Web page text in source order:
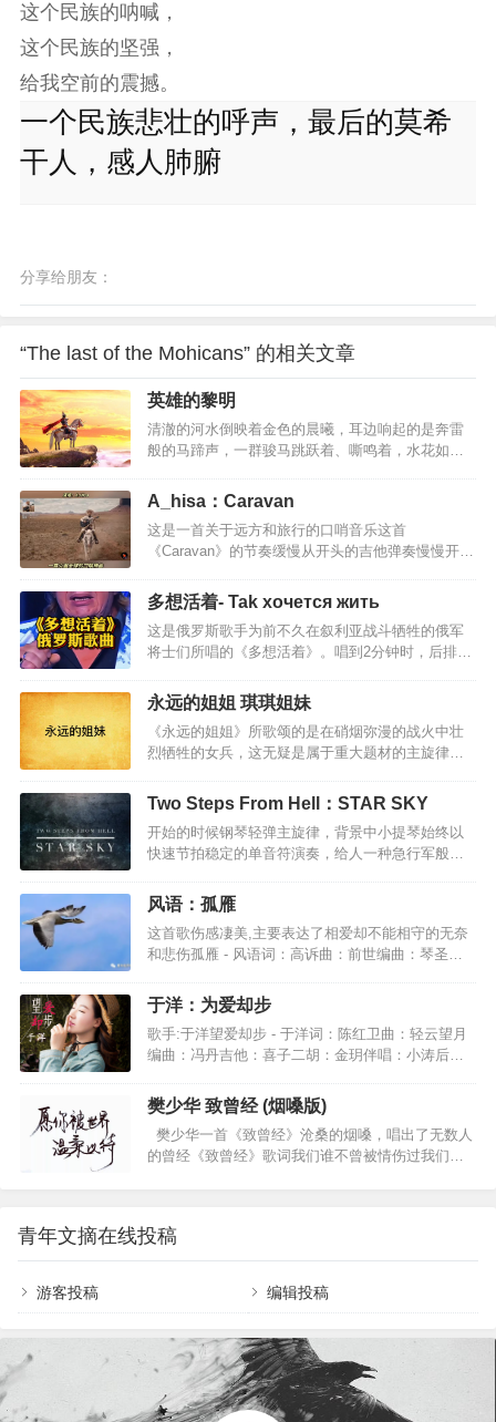
这个民族的呐喊，
这个民族的坚强，
给我空前的震撼。
一个民族悲壮的呼声，最后的莫希
干人，感人肺腑
分享给朋友：
“The last of the Mohicans” 的相关文章
英雄的黎明
清澈的河水倒映着金色的晨曦，耳边响起的是奔雷
般的马蹄声，一群骏马跳跃着、嘶鸣着，水花如浪
在褐色披风中的矫健身影 当号角吹起，英雄不再沉
默！难忘战斗时,激昂的动荡气势!当准备逝去的那一
刻,眼里流露出的思乡心绪和温柔的儿女神态:也许军
人的宿命就是战死沙场，永不后悔!正所谓风萧萧兮
易水寒，壮士一去不复返。整个音乐一开头并不是
圆号，而是古筝，犹如蜻蜓点水，然后才是一段红
的气势，而是一种将要爆发之前的压抑。脑补这样
的一…
A_hisa：Caravan
这是一首关于远方和旅行的口哨音乐这首
《Caravan》的节奏缓慢从开头的吉他弹奏慢慢开始
乎眼泪要落下来听到更多的是无奈迷人的口哨神曲
《Caravan》，有一种旅行的轻松与惬意这是一首空
灵而富有穿透力的曲子，闭上眼睛跟随曲子的律
动，时而遨游于天际，时而策马扬鞭于茫茫无垠草
原，时而感受岁月俗风的温柔流淌，不着边际，神
游天外，怡然亦然。这首《Caravan》，轻松，鲜
人，聆听这样的音符，没有年代感，没有听不懂的
尴…
多想活着- Tak xoчется жить
这是俄罗斯歌手为前不久在叙利亚战斗牺牲的俄军
将士们所唱的《多想活着》。唱到2分钟时，后排开
全场起立。每个国家和民族都应该崇敬英雄，而不
是什么明星、大款。唯有如此，一个民族才有希望
和前途。如泣如诉的乐曲，哀思，伤感歌曲大意：
你知道吗 多想活着去观赏火红日出活着 正是为了去
爱与你相伴的所有人你知道吗 多想活着黎明时分 与
你一同醒来调煮咖啡世人尚在甜睡你知道吗 多想活
你知道吗 多想活着在你牺牲的一刹那站起向大…
永远的姐姐 琪琪姐妹
《永远的姐姐》所歌颂的是在硝烟弥漫的战火中壮
烈牺牲的女兵，这无疑是属于重大题材的主旋律作
唤，就让一向在人们心理习惯中高大过人、不同凡
响的英雄走进了亲情的范畴。 这种对已故亲人情感
化、人性化的娓娓倾诉深情而动人，它大大拉近了
歌颂对象同听众之间的距离——此时的英雄不再是
遥远的，而是亲近的；不再是虚浮空泛的，而是真
实可感、似在眼前的。应当承认，作者从姐姐”的角
一声姐姐虽然我们不在同一个年代/可你的年龄只大
我一点…
Two Steps From Hell：STAR SKY
开始的时候钢琴轻弹主旋律，背景中小提琴始终以
快速节拍稳定的单音符演奏，给人一种急行军般的
听众的注意力吸引到这首歌上面。20s的时候，突然
袭来的鼓声、重音和正常八度的钢琴声第一次演奏
了主旋律，给了听众第一次听觉上的震撼。与前奏
鲜明的对比这种手法有着强有力的冲击力。29s的时
候，全曲第一次有了短暂的安静，只有钢琴在演奏
副旋律，这是曲子的蓄势部分，听的过程中有种“黎
于前者，是的，就是一种“黎明前的黑暗”。58s…
风语：孤雁
这首歌伤感凄美,主要表达了相爱却不能相守的无奈
和悲伤孤雁 - 风语词：高诉曲：前世编曲：琴圣我
山和大海我是一只孤雁别问我到哪里去经过多少风
雨路远方是我的归宿穿越层层迷雾飞越崎岖山路面
对生活的困苦再难我不会认输寻找心中的爱找寻心
中幸福心中有一缕阳光踏平坎坷是坦途我是一只孤
雁别问我从哪里来带着满身的疲惫飞过高山和大海
我是一只孤雁别问我到哪里去经过多少风雨路远方
困苦再难我不会认输寻找心中的爱找寻心中幸福心
中有一缕阳…
于洋：为爱却步
歌手:于洋望爱却步 - 于洋词：陈红卫曲：轻云望月
编曲：冯丹吉他：喜子二胡：金玥伴唱：小涛后
看过太多的相爱终被相负爱你的话我顽强忍住直到
被思念销魂蚀骨才知道自己错得离谱还没真正开始
就走到结束谁能体会这揪心的痛楚我这颗心已非你
莫属怪只怪我当初望爱却步后悔没能牵手爱的旅途
最狠的报复总想要找你问个清楚到底这世上爱为何
物看过太多的相爱终被相负爱你的话我顽强忍住直
到被思念销魂…
樊少华 致曾经 (烟嗓版)
樊少华一首《致曾经》沧桑的烟嗓，唱出了无数人
的曾经《致曾经》歌词我们谁不曾被情伤过我们谁
我也不再是曾经的我我们都曾经历了太多太多变得
越来越脆弱你已不再是曾经的你我也不再是曾经的
我我们总是奢望的太多太多回不到从前的快乐我们
谁不曾被情伤过我们谁不曾为爱痛过我们谁不曾为
被生活所迫也许只有鬼知道为了什么最后…
青年文摘在线投稿
游客投稿 编辑投稿